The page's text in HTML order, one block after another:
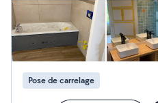
Pose de carrelage